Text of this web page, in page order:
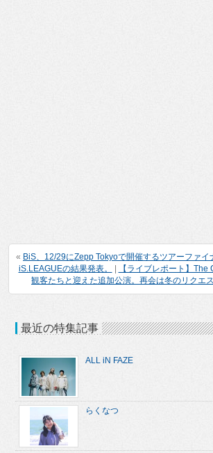
« BiS、12/29にZepp Tokyoで開催するツアーファ
iS.LEAGUEの結果発表。
【ライブレポート】
観客たちと迎えた追加公演。再会は冬のリクエ
最近の特集記事
ALL iN FAZE
らくなつ